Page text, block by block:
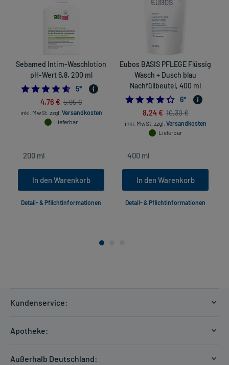
Sebamed Intim-Waschlotion
pH-Wert 6,8, 200 ml
4.6
5*
4,76 € 5,95 €
inkl. MwSt. zzgl. Versandkosten
Lieferbar
In den Warenkorb
Detail- & Pflichtinformationen
Eubos BASIS PFLEGE Flüssig
Wasch + Dusch blau
Nachfüllbeutel, 400 ml
6*
8,24 € 10,30 €
inkl. MwSt. zzgl. Versandkosten
Lieferbar
In den Warenkorb
Detail- & Pflichtinformationen
Kundenservice:
Zahlungsarten
Apotheke:
Außerhalb Deutschland: